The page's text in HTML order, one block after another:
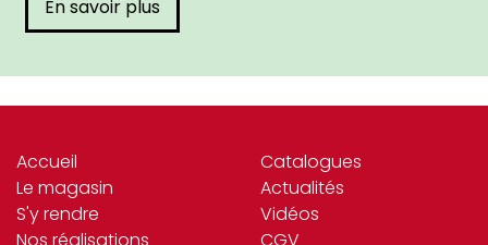
En savoir plus
Accueil
Le magasin
S'y rendre
Catalogues
Actualités
Vidéos